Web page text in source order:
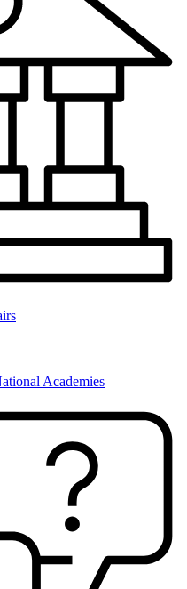
Academies